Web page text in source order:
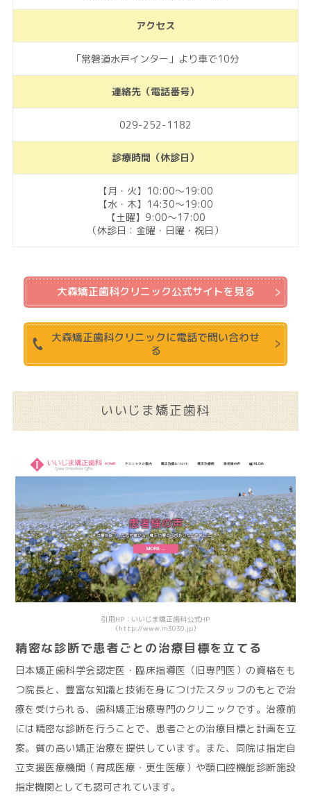
アクセス
「常磐道水戸インター」より車で10分
連絡先（電話番号）
029-252-1182
診療時間（休診日）
【月・火】10:00〜19:00
【水・木】14:30〜19:00
【土曜】9:00〜17:00
（休診日：金曜・日曜・祝日）
大森矯正歯科クリニック公式サイトを見る
大森矯正歯科クリニックに電話で問い合わせ
る
いいじま矯正歯科
引用HP：いいじま矯正歯科公式HP
（http://www.m3030.jp）
精密な診断で患者ごとの治療目標を立てる
日本矯正歯科学会認定医・臨床指導医（旧専門医）の資格をも
つ院長と、豊富な知識と技術を身につけたスタッフのもとで治
療を受けられる、歯科矯正治療専門のクリニックです。治療前
には精密な診断を行うことで、患者ごとの治療目標と計画を立
案。質の高い矯正治療を提供しています。また、同院は指定自
立支援医療機関（育成医療・更生医療）や顎口腔機能診断施設
指定機関としても認可されています。